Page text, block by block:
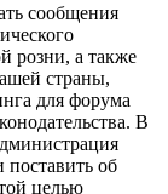
сообщения
розни, а также
страны,
для форума
В
об
целью